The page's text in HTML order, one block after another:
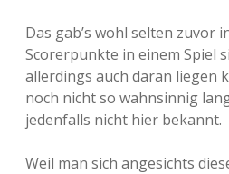
Das gab’s wohl selten zuvor
Scorerpunkte in einem Spiel
allerdings auch daran liegen
noch nicht so wahnsinnig
jedenfalls nicht hier bekannt.
Weil man sich angesichts